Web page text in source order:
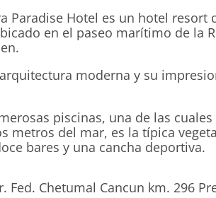
Paradise Hotel es un hotel resort
en el paseo marítimo de la
moderna y su
piscinas, una de las
metros del mar, es la típica
bares y una cancha deportiva.
Fed. Chetumal Cancun km. 296